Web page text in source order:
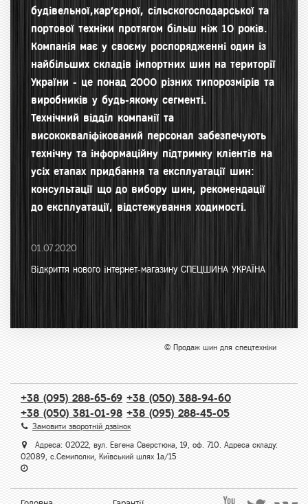
будівельної,кар'єрної, сільскогосподарської та
портової техніки протягом більш ніж 10 років.
Компанія має у своєму роспорядженні один із
найбільших складів імпортних шин на території
України - це понад 2000 різних типорозмірів та
виробників у будь-якому сегменті.
Технічний відділ компанії та
висококваліфікований персонал забезпечують
технічну та інформаційну підтримку кліентів на
усіх етапах придбання та експлуатації шин:
консультації що до вибору шин, рекомендації
до експлуатації, відстежування ходимості.
01.07.2020
Відкриття нового інтернет-магазину СПЕЦШИНА УКРАЇНА
© Продаж шин для спецтехніки
+38 (095) 288-65-69 +38 (050) 388-94-60
+38 (050) 381-01-98 +38 (095) 288-45-05
Замовити зворотній дзвінок
Адреса: 02022, вул. Евгена Сверстюка, 19, оф. 710. Адреса складу:
02089, с.Семиполки, Київський шлях 1а/15